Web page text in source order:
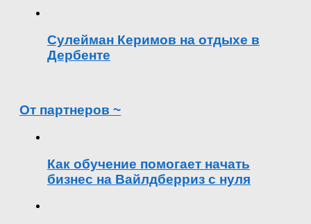
Сулейман Керимов на отдыхе в
Дербенте
От партнеров ~
Как обучение помогает начать
бизнес на Вайлдберриз с нуля